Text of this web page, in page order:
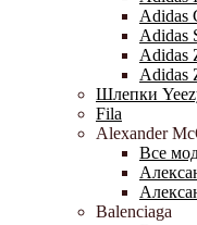
Adidas
Adidas
Adidas
Adidas
Шлепки
Fila
Alexander
Все
Balenciaga